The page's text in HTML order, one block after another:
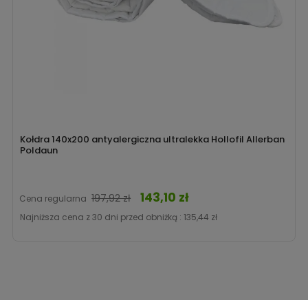
Kołdra 140x200 antyalergiczna ultralekka Hollofil Allerban
Poldaun
Cena regularna 197,92 zł Cena
143,10 zł
Najniższa cena z 30 dni przed obniżką : 135,44 zł